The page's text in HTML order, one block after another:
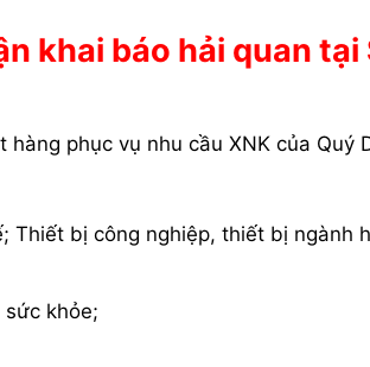
khai báo hải quan tại
phục vụ nhu cầu XNK của Quý
Thiết bị công nghiệp, thiết bị ngành
khỏe;